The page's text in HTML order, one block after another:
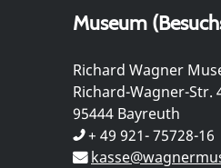
Museum
Richard Wagner
Richard-Wagner-Str.
95444 Bayreuth
+ 49 921- 75728-16